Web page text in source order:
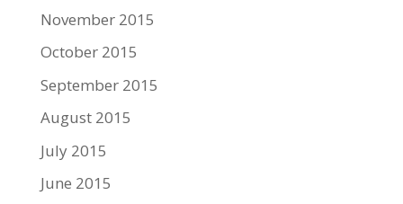
November 2015
October 2015
September 2015
August 2015
July 2015
June 2015